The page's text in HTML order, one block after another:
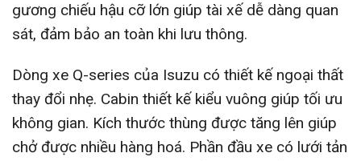
gương chiếu hậu cỡ lớn giúp tài xế dễ dàng quan
sát, đảm bảo an toàn khi lưu thông.
Dòng xe Q-series của Isuzu có thiết kế ngoại thất
thay đổi nhẹ. Cabin thiết kế kiểu vuông giúp tối ưu
không gian. Kích thước thùng được tăng lên giúp
chở được nhiều hàng hoá. Phần đầu xe có lưới tản